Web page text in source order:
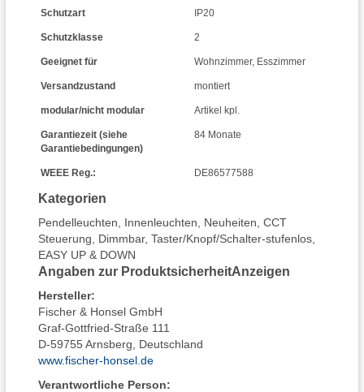
Kategorien
Pendelleuchten Innenleuchten Neuheiten CCT
Steuerung
Dimmbar, Taster/Knopf/Schalter-stufenlos
EASY UP & DOWN
Angaben zur ProduktsicherheitAnzeigen
Hersteller:
Fischer & Honsel GmbH
Graf-Gottfried-Straße 111
D-59755 Arnsberg, Deutschland
www.fischer-honsel.de
Verantwortliche Person:
Schutzart IP20
Schutzklasse 2
Geeignet für Wohnzimmer, Esszimmer
Versandzustand montiert
modular/nicht modular Artikel kpl.
Garantiezeit (siehe
Garantiebedingungen)
84 Monate
WEEE Reg.: DE86577588